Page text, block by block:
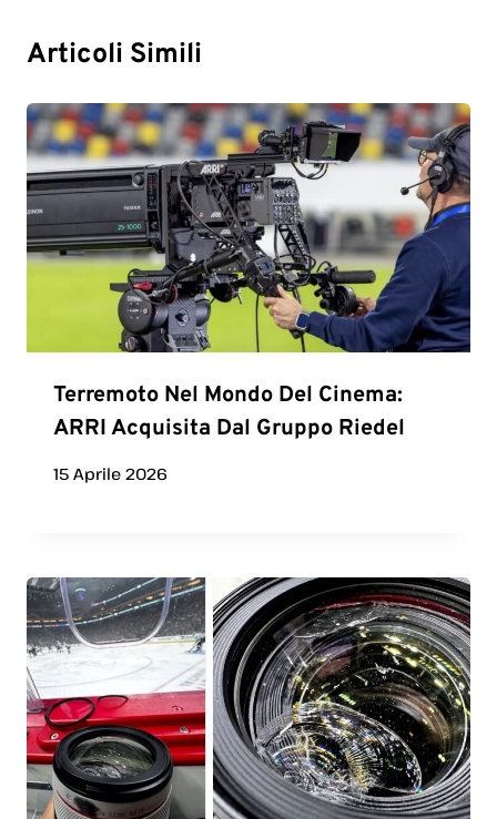
Articoli Simili
Terremoto Nel Mondo Del Cinema:
ARRI Acquisita Dal Gruppo Riedel
15 Aprile 2026